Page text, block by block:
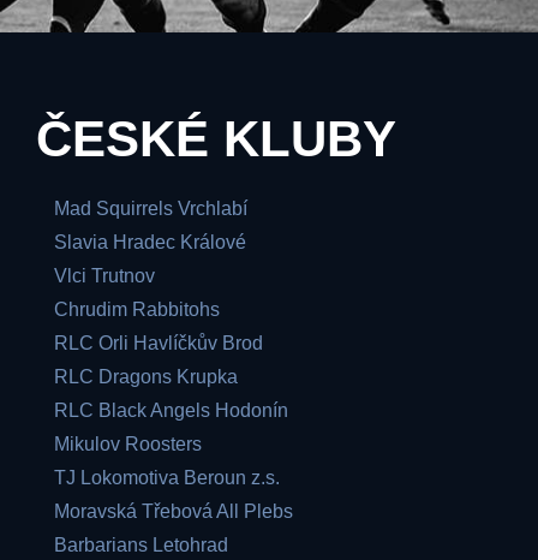
ČESKÉ KLUBY
Mad Squirrels Vrchlabí
Slavia Hradec Králové
Vlci Trutnov
Chrudim Rabbitohs
RLC Orli Havlíčkův Brod
RLC Dragons Krupka
RLC Black Angels Hodonín
Mikulov Roosters
TJ Lokomotiva Beroun z.s.
Moravská Třebová All Plebs
Barbarians Letohrad